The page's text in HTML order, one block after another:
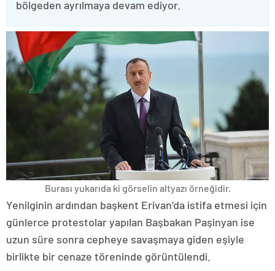
bölgeden ayrılmaya devam ediyor.
Burası yukarıda ki görselin altyazı örneğidir.
Yenilginin ardından başkent Erivan’da istifa etmesi için
günlerce protestolar yapılan Başbakan Paşinyan ise
uzun süre sonra cepheye savaşmaya giden eşiyle
birlikte bir cenaze töreninde görüntülendi.